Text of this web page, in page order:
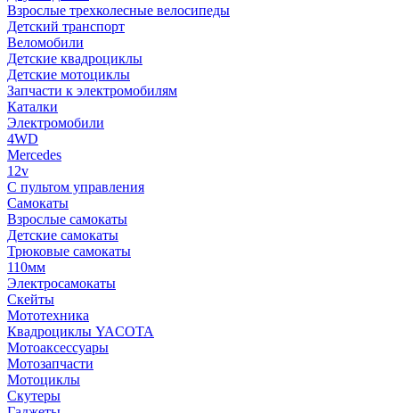
Взрослые трехколесные велосипеды
Детский транспорт
Веломобили
Детские квадроциклы
Детские мотоциклы
Запчасти к электромобилям
Каталки
Электромобили
4WD
Mercedes
12v
С пультом управления
Самокаты
Взрослые самокаты
Детские самокаты
Трюковые самокаты
110мм
Электросамокаты
Скейты
Мототехника
Квадроциклы YACOTA
Мотоаксессуары
Мотозапчасти
Мотоциклы
Скутеры